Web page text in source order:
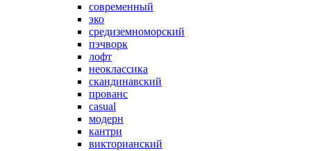
современный
эко
средиземноморский
пэчворк
лофт
неоклассика
скандинавский
прованс
casual
модерн
кантри
викторианский